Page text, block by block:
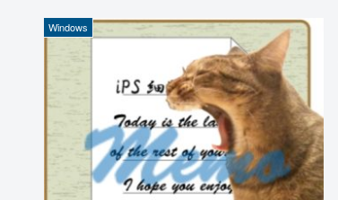
Windows